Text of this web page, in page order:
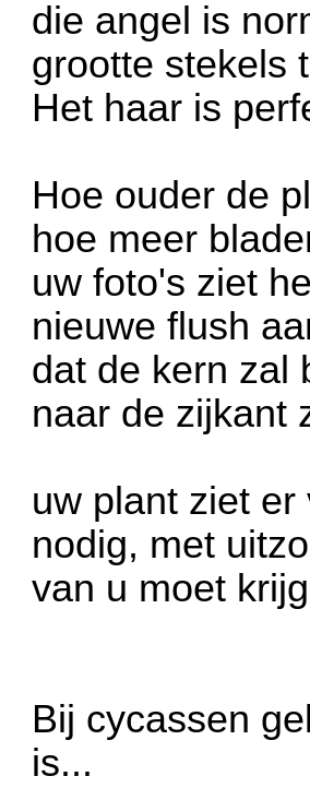
die angel is
grootte stekels
Het haar is
Hoe ouder de
hoe meer
uw foto's ziet
nieuwe flush
dat de kern zal
naar de zijkant
uw plant ziet
nodig, met
van u moet
Bij cycassen
is...